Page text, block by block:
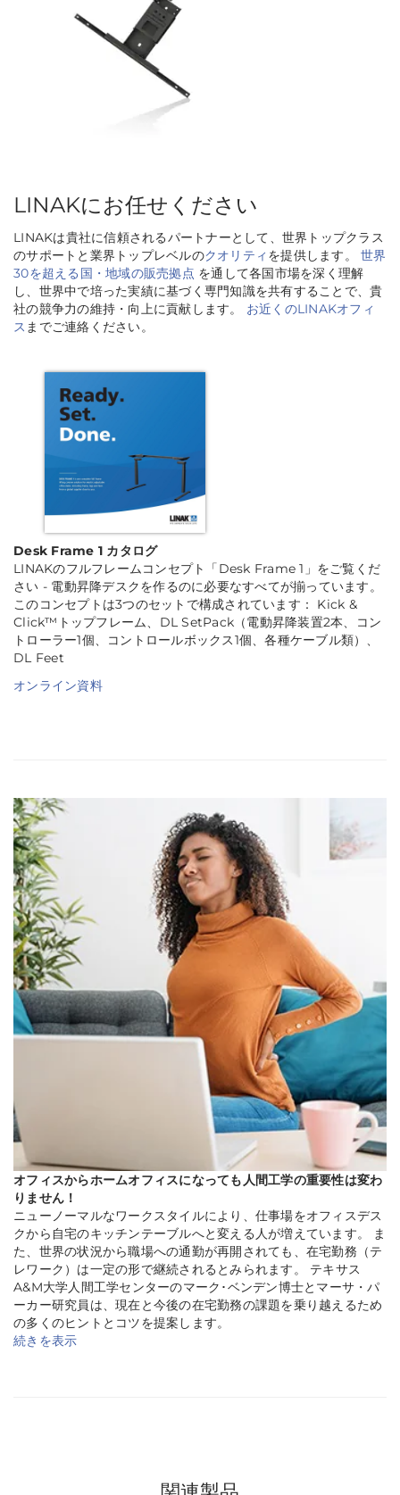
LINAKにお任せください
LINAKは貴社に信頼されるパートナーとして、世界トップクラス
のサポートと業界トップレベルのクオリティ を提供します。 世界
30を超える国・地域の販売拠点 を通して各国市場を深く理解
し、世界中で培った実績に基づく専門知識を共有することで、貴
社の競争力の維持・向上に貢献します。 お近くのLINAKオフィ
ス までご連絡ください。
Desk Frame 1 カタログ
LINAKのフルフレームコンセプト「Desk Frame 1」をご覧くだ
さい - 電動昇降デスクを作るのに必要なすべてが揃っています。
このコンセプトは3つのセットで構成されています： Kick &
Click™トップフレーム、DL SetPack（電動昇降装置2本、コン
トローラー1個、コントロールボックス1個、各種ケーブル類）、
DL Feet
オンライン資料
オフィスからホームオフィスになっても人間工学の重要性は変わ
りません！
ニューノーマルなワークスタイルにより、仕事場をオフィスデス
クから自宅のキッチンテーブルへと変える人が増えています。 ま
た、世界の状況から職場への通勤が再開されても、在宅勤務（テ
レワーク）は一定の形で継続されるとみられます。 テキサス
A&M大学人間工学センターのマーク･ベンデン博士とマーサ・パ
ーカー研究員は、現在と今後の在宅勤務の課題を乗り越えるため
の多くのヒントとコツを提案します。
続きを表示